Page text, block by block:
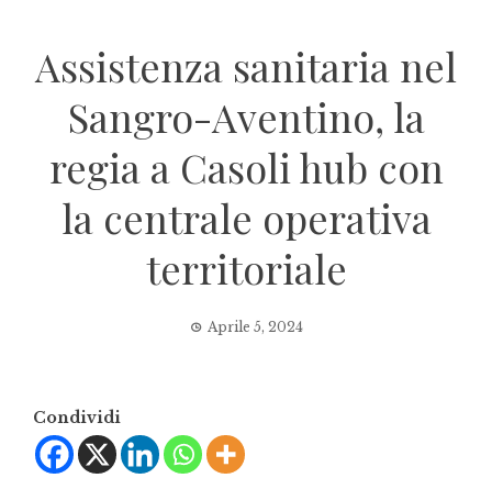
Assistenza sanitaria nel
Sangro-Aventino, la
regia a Casoli hub con
la centrale operativa
territoriale
Aprile 5, 2024
Condividi